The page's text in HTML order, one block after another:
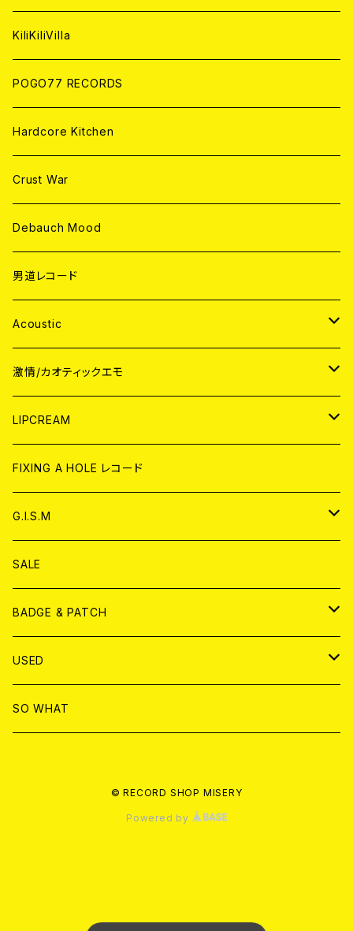
ANALOG
KiliKiliVilla
POGO77 RECORDS
Hardcore Kitchen
Crust War
Debauch Mood
男道レコード
Acoustic
JAPAN
CD
ANALOG
WORLD
CD
ANALOG
激情/カオティックエモ
JAPAN
CD
ANALOG
WORLD
CD
ANALOG
LIPCREAM
CD
アナログ
DVD
T-shirt & WEAR
FIXING A HOLE レコード
G.I.S.M
CD
ANALOG
T-SHIRT & WEAR
DVD
SALE
BADGE & PATCH
BADGE
PATCH
USED
書籍
SO WHAT
© RECORD SHOP MISERY
Powered by